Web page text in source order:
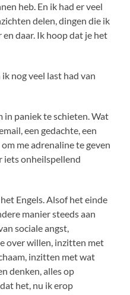
heb. En ik had er veel
delen, dingen die ik
daar. Ik hoop dat je het
nog veel last had van
in paniek te schieten. Wat
een gedachte, een
me adrenaline te geven
iets onheilspellend
Engels. Alsof het einde
manier steeds aan
sociale angst,
over willen, inzitten met
inzitten met wat
denken, alles op
het, nu ik erop